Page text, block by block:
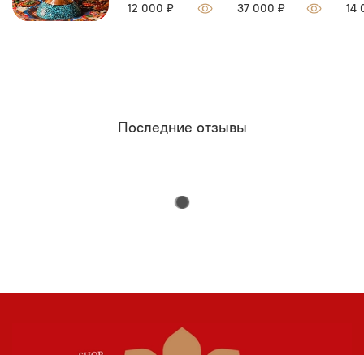
12 000 ₽
37 000 ₽
14
Последние отзывы